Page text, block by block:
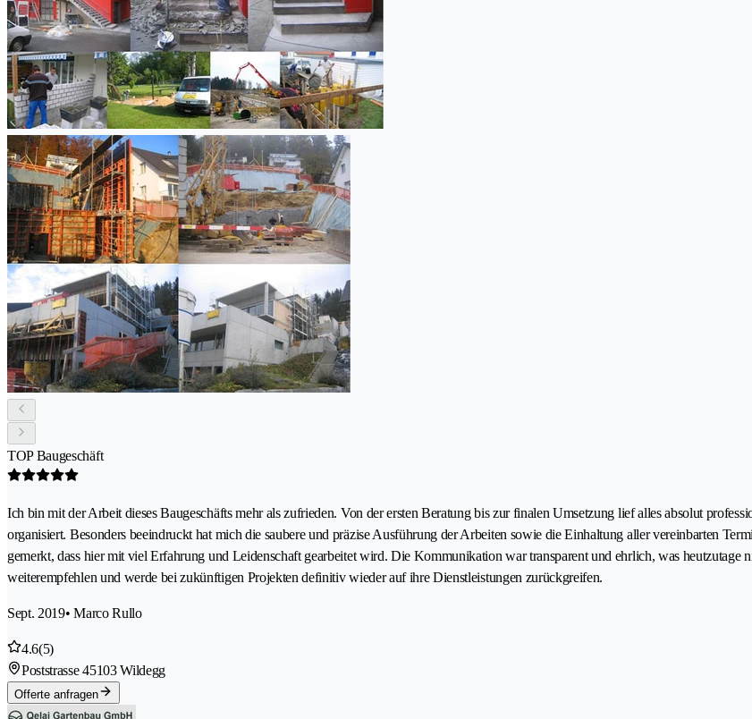
TOP Baugeschäft
Ich bin mit der Arbeit dieses Baugeschäfts mehr als zufrieden. Von der ersten Beratung bis zur finalen Umsetzung lief alles absolut
organisiert. Besonders beeindruckt hat mich die saubere und präzise Ausführung der Arbeiten sowie die Einhaltung aller vereinbarten
gemerkt, dass hier mit viel Erfahrung und Leidenschaft gearbeitet wird. Die Kommunikation war transparent und ehrlich, was heutzutage
weiterempfehlen und werde bei zukünftigen Projekten definitiv wieder auf ihre Dienstleistungen zurückgreifen.
Sept. 2019• Marco Rullo
4.6(5)
Poststrasse 45103 Wildegg
Offerte anfragen